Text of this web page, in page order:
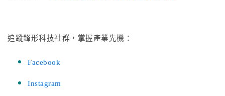
追蹤鋒形科技社群，掌握產業先機：
Facebook
Instagram